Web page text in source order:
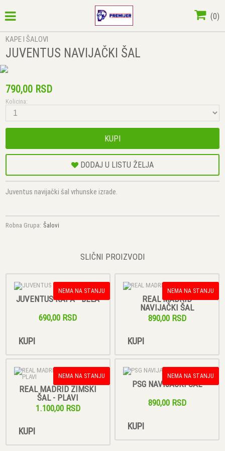
(0)
KAPE I ŠALOVI
JUVENTUS NAVIJAČKI ŠAL
790,00 RSD
Kolicina:
KUPI
DODAJ U LISTU ŽELJA
Juventus navijački šal vrhunske izrade.
Robna Grupa: Šalovi
SLIČNI PROIZVODI
NEMA NA STANJU
JUVENTUS KAPA - BELA
690,00 RSD
KUPI
NEMA NA STANJU
REAL MADRID
NAVIJAČKI ŠAL
890,00 RSD
KUPI
NEMA NA STANJU
REAL MADRID ZIMSKI
ŠAL - PLAVI
1.100,00 RSD
KUPI
NEMA NA STANJU
PSG NAVIJAČKI ŠAL
890,00 RSD
KUPI